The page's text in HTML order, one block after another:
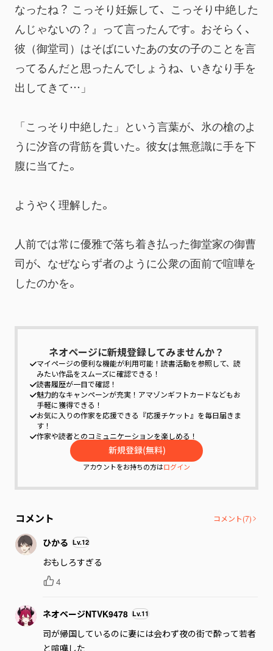
なったね？ こっそり妊娠して、こっそり中絶した
んじゃないの？』って言ったんです。おそらく、
彼（御堂司）はそばにいたあの女の子のことを言
ってるんだと思ったんでしょうね、いきなり手を
出してきて…」
「こっそり中絶した」という言葉が、氷の槍のよ
うに汐音の背筋を貫いた。彼女は無意識に手を下
腹に当てた。
ようやく理解した。
人前では常に優雅で落ち着き払った御堂家の御曹
司が、なぜならず者のように公衆の面前で喧嘩を
したのかを。
ネオページに新規登録してみませんか？
マイページの便利な機能が利用可能！ 読書活動を参照して、読
みたい作品をスムーズに確認できる！
読書履歴が一目で確認！
魅力的なキャンペーンが充実！ アマゾンギフトカードなどもお
手軽に獲得できる！
お気に入りの作家を応援できる『応援チケット』を毎日届きま
す！
作家や読者とのコミュニケーションを楽しめる！
アカウントをお持ちの方はログイン
コメント コメント(7)
ひかる Lv.12
おもしろすぎる
4
ネオページNTVK9478 Lv.11
司が帰国しているのに妻には会わず夜の街で酔って若者
と喧嘩した